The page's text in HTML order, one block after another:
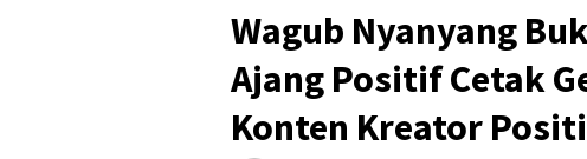
Wagub Nyanyang
Ajang Positif Cetak
Konten Kreator